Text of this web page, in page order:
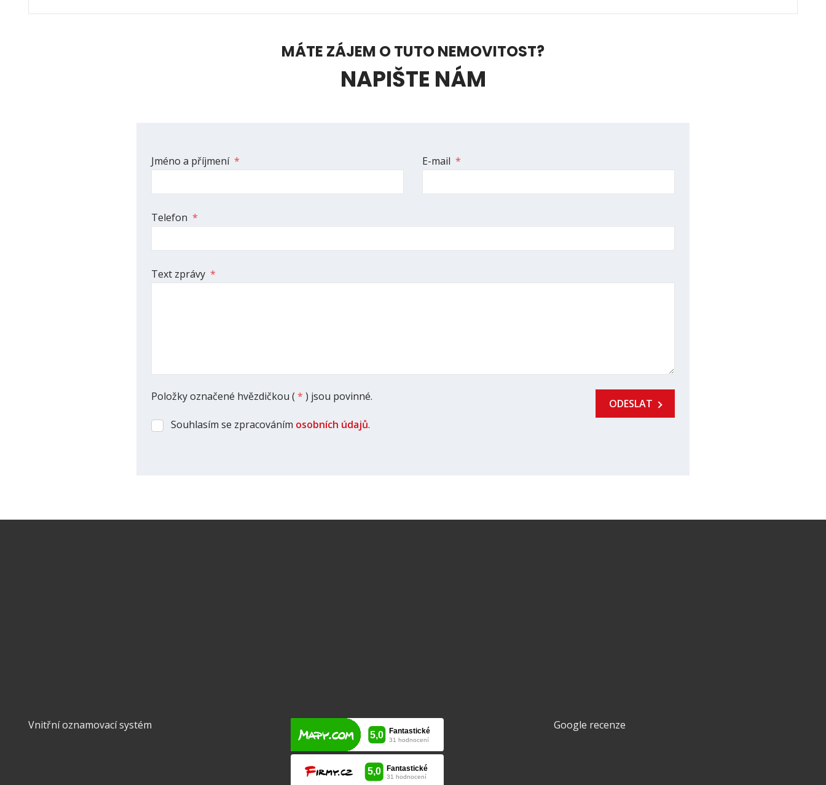
MÁTE ZÁJEM O TUTO NEMOVITOST?
NAPIŠTE NÁM
Jméno a příjmení * E-mail *
Telefon *
Text zprávy *
Položky označené hvězdičkou ( * ) jsou povinné.
Souhlasím
Souhlasím se zpracováním osobních údajů.
ODESLAT
Formulář
nepodařilo
odeslat.
Vnitřní oznamovací systém Google recenze